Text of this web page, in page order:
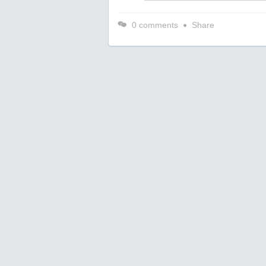
0 comments Share